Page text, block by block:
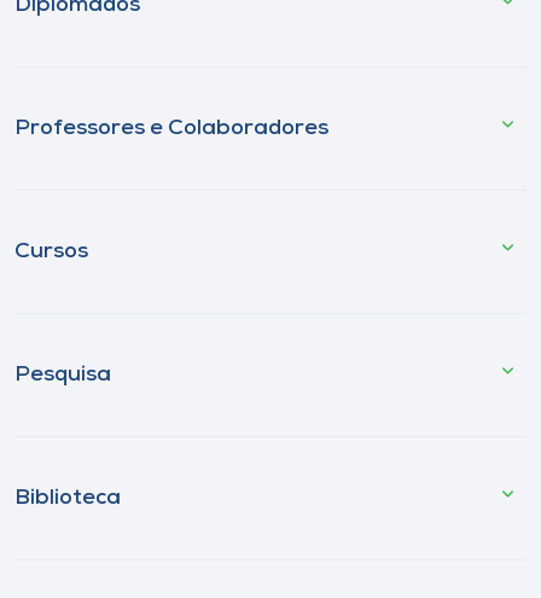
Diplomados
Professores e Colaboradores
Cursos
Pesquisa
Biblioteca